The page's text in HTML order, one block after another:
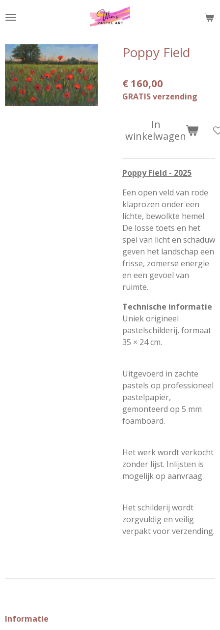
direct
de
hoofdinhoud
Poppy Field
€ 160,00
GRATIS verzending
In
winkelwagen
Poppy Field - 2025
Een open veld van rode
klaprozen onder een
lichte, bewolkte hemel.
De losse toets en het
spel van licht en schaduw
geven het landschap een
frisse, zomerse energie
en een gevoel van
ruimte.
Technische informatie
Uniek origineel
pastelschilderij, formaat
35 × 24 cm.
Uitgevoerd in zachte
pastels op professioneel
pastelpapier,
gemonteerd op 5 mm
foamboard.
Het werk wordt verkocht
zonder lijst. Inlijsten is
mogelijk op aanvraag.
Het schilderij wordt
zorgvuldig en veilig
verpakt voor verzending.
Informatie